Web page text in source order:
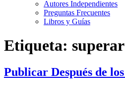
Autores Independientes
Preguntas Frecuentes
Libros y Guías
Etiqueta:
Publicar Después de